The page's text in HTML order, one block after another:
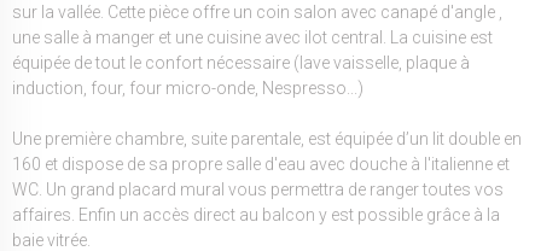
sur la vallée. Cette pièce offre un coin salon avec canapé d'angle ,
une salle à manger et une cuisine avec ilot central. La cuisine est
équipée de tout le confort nécessaire (lave vaisselle, plaque à
induction, four, four micro-onde, Nespresso...)
Une première chambre, suite parentale, est équipée d’un lit double en
160 et dispose de sa propre salle d'eau avec douche à l'italienne et
WC. Un grand placard mural vous permettra de ranger toutes vos
affaires. Enfin un accès direct au balcon y est possible grâce à la
baie vitrée.